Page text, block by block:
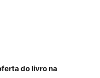
do livro na